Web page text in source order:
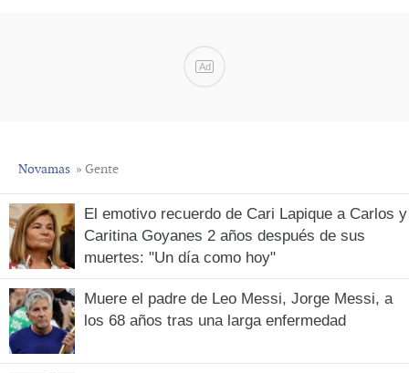
Ad
Novamas » Gente
El emotivo recuerdo de Cari Lapique a Carlos y
Caritina Goyanes 2 años después de sus
muertes: "Un día como hoy"
Muere el padre de Leo Messi, Jorge Messi, a
los 68 años tras una larga enfermedad